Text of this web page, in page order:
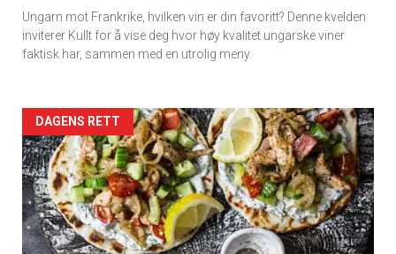
Ungarn mot Frankrike, hvilken vin er din favoritt? Denne kvelden
inviterer Kullt for å vise deg hvor høy kvalitet ungarske viner
faktisk har, sammen med en utrolig meny.
Forsiden
akkurat
nå
-
DAGENS RETT